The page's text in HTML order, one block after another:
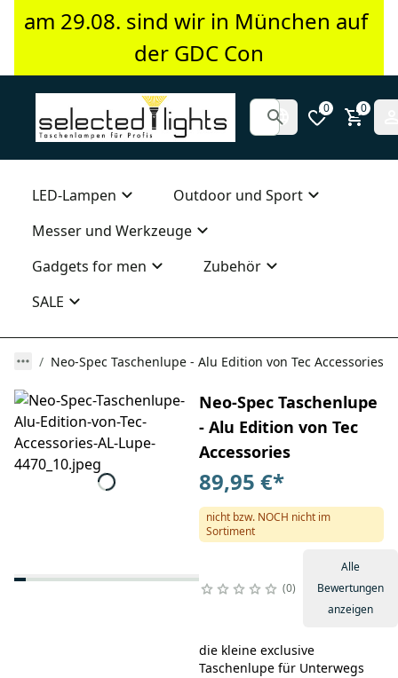
am 29.08. sind wir in München auf
der GDC Con
0 0
LED-Lampen
Outdoor und Sport
Messer und Werkzeuge
Gadgets for men
Zubehör
SALE
Neo-Spec Taschenlupe - Alu Edition von Tec Accessories
Neo-Spec Taschenlupe
- Alu Edition von Tec
Accessories
89,95 €*
nicht bzw. NOCH nicht im
Sortiment
0
Alle
Bewertungen
anzeigen
die kleine exclusive
Taschenlupe für Unterwegs